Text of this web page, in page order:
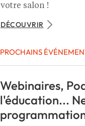
votre salon !
DÉCOUVRIR
Webinaires,
l'éducation...
PROCHAINS